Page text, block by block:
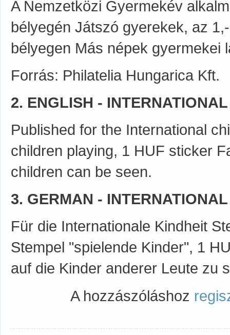
A Nemzetközi Gyermekév
bélyegén Játszó gyerekek, az
bélyegen Más népek gyermekei
Forrás: Philatelia Hungarica Kft.
2. ENGLISH -
Published for the International
children playing, 1 HUF sticker
children can be seen.
3. GERMAN -
Für die Internationale Kindheit
Stempel "spielende Kinder", 1
auf die Kinder anderer Leute zu
A hozzászóláshoz